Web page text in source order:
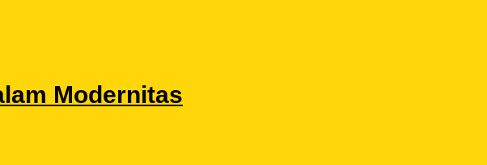
Modernitas